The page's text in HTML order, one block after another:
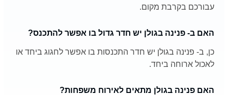
עבורכם בקרבת מקום.
האם ב- פנינה בגולן יש חדר גדול בו אפשר להתכנס?
כן, ב- פנינה בגולן יש חדר התכנסות בו אפשר לחגוג ביחד או
לאכול ארוחה ביחד.
האם פנינה בגולן מתאים לאירוח משפחות?